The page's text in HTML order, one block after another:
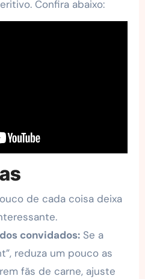
Confira abaixo:
de cada coisa deixa
convidados:Se a
reduza um pouco as
fãs de carne, ajuste